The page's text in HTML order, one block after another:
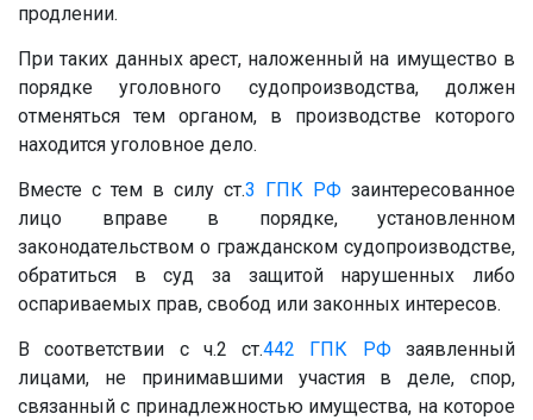
продлении.
При таких данных арест, наложенный на имущество в
порядке уголовного судопроизводства, должен
отменяться тем органом, в производстве которого
находится уголовное дело.
Вместе с тем в силу ст.3 ГПК РФ заинтересованное
лицо вправе в порядке, установленном
законодательством о гражданском судопроизводстве,
обратиться в суд за защитой нарушенных либо
оспариваемых прав, свобод или законных интересов.
В соответствии с ч.2 ст.442 ГПК РФзаявленный
лицами, не принимавшими участия в деле, спор,
связанный с принадлежностью имущества, на которое